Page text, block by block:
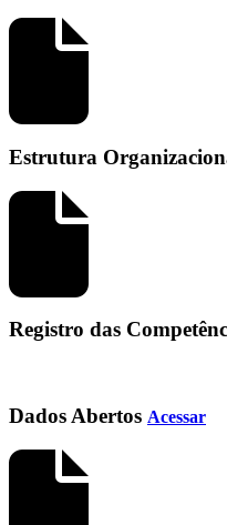
Estrutura
Registro das
Dados Abertos Acessar